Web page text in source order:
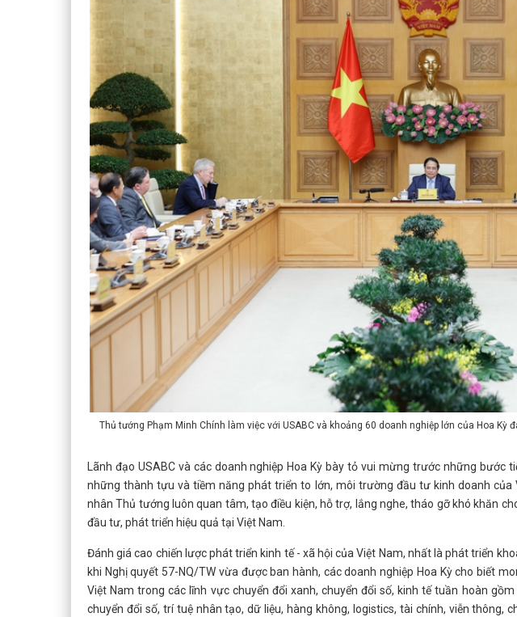
Thủ tướng Phạm Minh Chính làm việc với USABC và khoảng 60 doanh nghiệp lớn của Hoa Kỳ
Lãnh đạo USABC và các doanh nghiệp Hoa Kỳ bày tỏ vui mừng trước những bước
những thành tựu và tiềm năng phát triển to lớn, môi trường đầu tư kinh doanh của
nhân Thủ tướng luôn quan tâm, tạo điều kiện, hỗ trợ, lắng nghe, tháo gỡ khó khăn
đầu tư, phát triển hiệu quả tại Việt Nam.
Đánh giá cao chiến lược phát triển kinh tế - xã hội của Việt Nam, nhất là phát triển
khi Nghị quyết 57-NQ/TW vừa được ban hành, các doanh nghiệp Hoa Kỳ cho biết
Việt Nam trong các lĩnh vực chuyển đổi xanh, chuyển đổi số, kinh tế tuần hoàn
chuyển đổi số, trí tuệ nhân tạo, dữ liệu, hàng không, logistics, tài chính, viễn thông,